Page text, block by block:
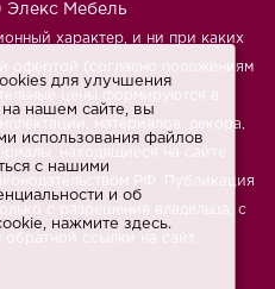
Мебель
характер, и ни при каких
офертой (согласно положениям
цены формируются в
материалов, декора,
находящиеся на сайте
РФ. Публикация
с разрешения владельца, с
ссылки на сайт.
для улучшения
на нашем сайте, вы
использования файлов
с нашими
и об
нажмите здесь.